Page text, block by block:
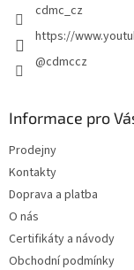
cdmc_cz
https://
@cdmccz
Informace pro
Prodejny
Kontakty
Doprava a platba
O nás
Certifikáty a návody
Obchodní podmínky